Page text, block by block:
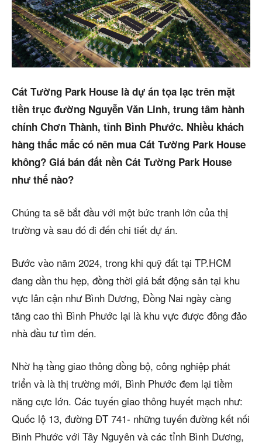
Search
5/5(20 Reviews)
Phiên bản cập nhật V3
& tìm kiếm nhanh chóng hơn
Trang chủ
Dự án
Mua bán
Cho thuê
Liên hệ
5/5(20 Reviews)
Cát Tường Park House là dự án tọa lạc trên mặt
tiền trục đường Nguyễn Văn Linh, trung tâm hành
chính Chơn Thành, tỉnh Bình Phước. Nhiều khách
hàng thắc mắc có nên mua Cát Tường Park House
không? Giá bán đất nền Cát Tường Park House
như thế nào?
Chúng ta sẽ bắt đầu với một bức tranh lớn của thị
trường và sau đó đi đến chi tiết dự án.
Bước vào năm 2024, trong khi quỹ đất tại TP.HCM
đang dần thu hẹp, đồng thời giá bất động sản tại khu
vực lân cận như Bình Dương, Đồng Nai ngày càng
tăng cao thì Bình Phước lại là khu vực được đông đảo
nhà đầu tư tìm đến.
Nhờ hạ tầng giao thông đồng bộ, công nghiệp phát
triển và là thị trường mới, Bình Phước đem lại tiềm
năng cực lớn. Các tuyến giao thông huyết mạch như:
Quốc lộ 13, đường ĐT 741- những tuyến đường kết nối
Bình Phước với Tây Nguyên và các tỉnh Bình Dương,